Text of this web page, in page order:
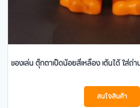
ของเล่น ตุ๊กตาเป็ดน้อยสีเหลือง เต้นได้ ใส่ถ่
สนใจสินค้า